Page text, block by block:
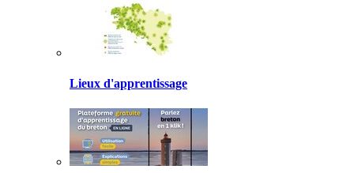
Lieux d'apprentissage